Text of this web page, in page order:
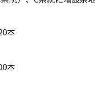
本
本